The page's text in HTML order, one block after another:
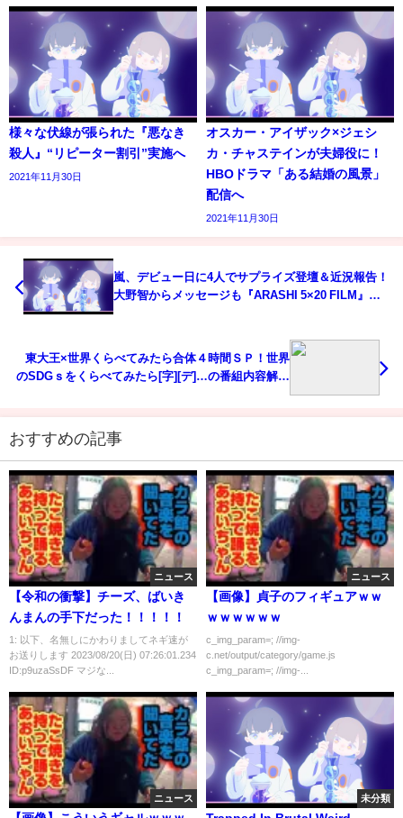
様々な伏線が張られた『悪なき
殺人』“リピーター割引”実施へ
2021年11月30日
オスカー・アイザック×ジェシ
カ・チャステインが夫婦役に！
HBOドラマ「ある結婚の風景」
配信へ
2021年11月30日
嵐、デビュー日に4人でサプライズ登壇＆近況報告！
大野智からメッセージも『ARASHI 5×20 FILM』先
東大王×世界くらべてみたら合体４時間ＳＰ！世界
のSDGｓをくらべてみたら[字][デ]…の番組内容解析
おすすめの記事
ニュース
【令和の衝撃】チーズ、ばいき
んまんの手下だった！！！！！
1: 以下、名無しにかわりましてネギ速が
お送りします 2023/08/20(日) 07:26:01.234
ID:p9uzaSsDF マジな...
ニュース
【画像】貞子のフィギュアｗｗ
ｗｗｗｗｗｗ
c_img_param=; //img-
c.net/output/category/game.js
c_img_param=; //img-...
ニュース 未分類